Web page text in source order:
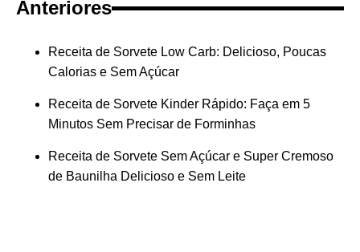
Anteriores
Receita de Sorvete Low Carb: Delicioso, Poucas
Calorias e Sem Açúcar
Receita de Sorvete Kinder Rápido: Faça em 5
Minutos Sem Precisar de Forminhas
Receita de Sorvete Sem Açúcar e Super Cremoso
de Baunilha Delicioso e Sem Leite